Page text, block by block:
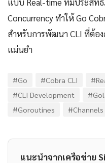
Concurrency ทำให้ Go
สำหรับการพัฒนา CLI ที่ต้อ
แม่นยำ
#Go #Cobra CLI
#CLI Development
#Goroutines
#Channels
แนะนำจากเครือข่าย